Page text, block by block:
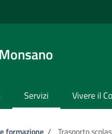
Servizi Vivere il
formazione / Trasporto